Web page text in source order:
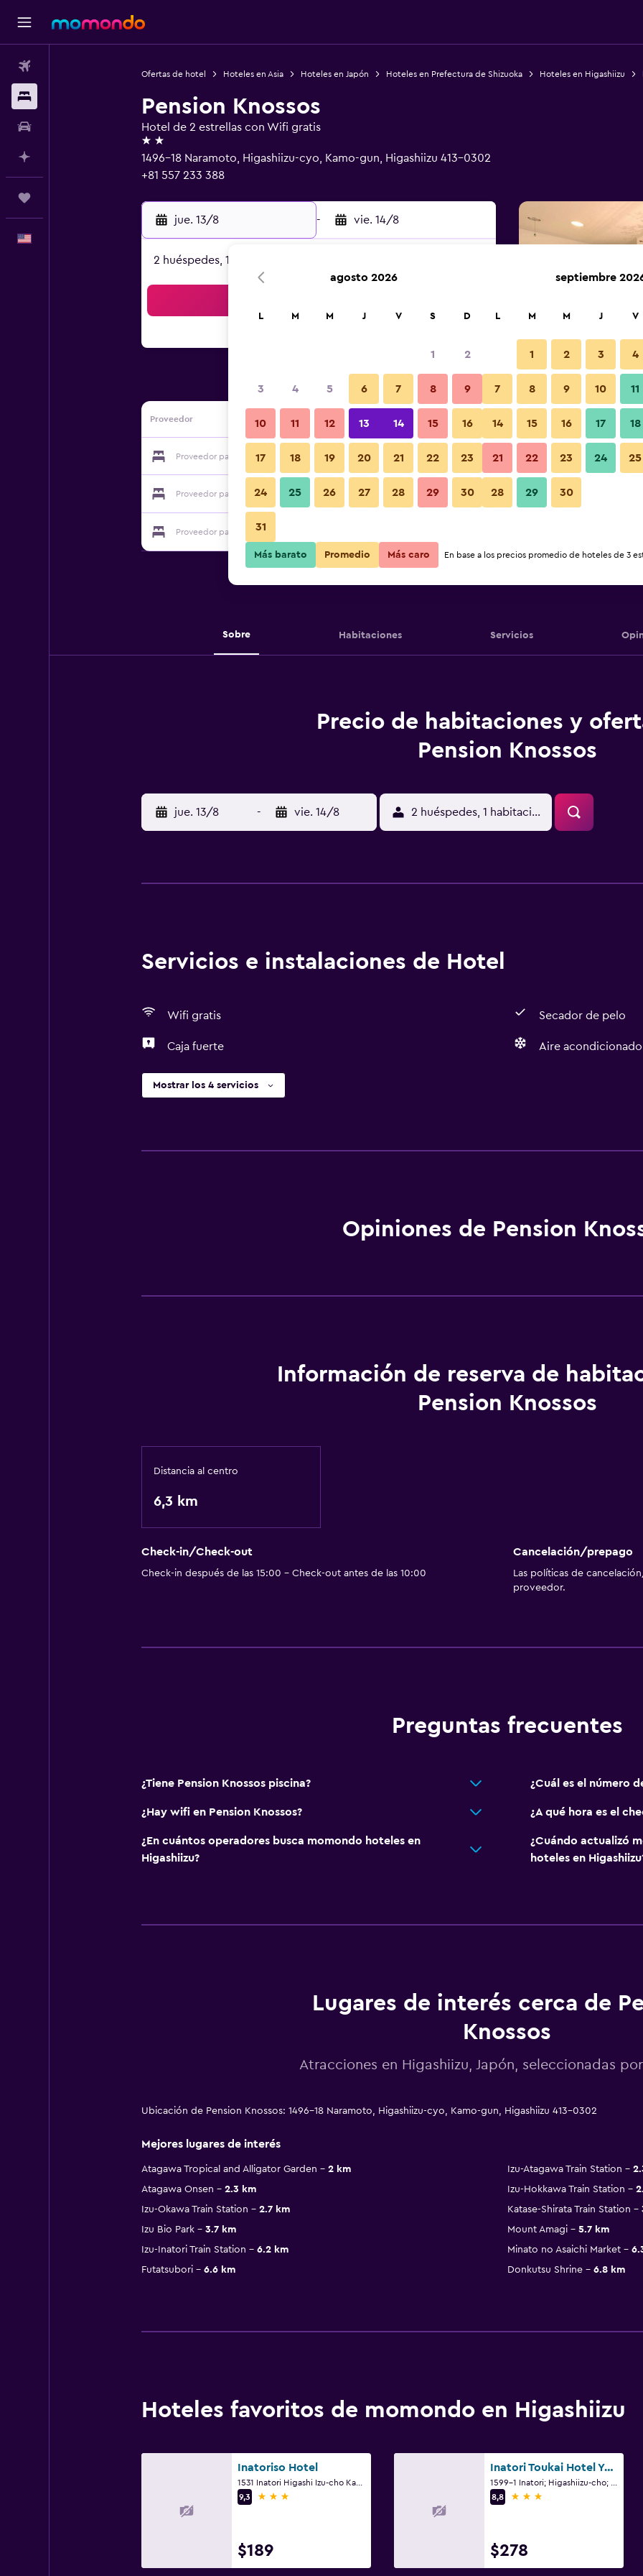
Ofertas de hotel Hoteles en Asia Hoteles en Japón Hoteles en Prefectura de Shizuoka Hoteles en Higashiizu
Pension Knossos
Hotel de 2 estrellas con Wifi gratis
2 estrellas
1496-18 Naramoto, Higashiizu-cyo, Kamo-gun, Higashiizu 413-0302
+81 557 233 388
jue. 13/8 - vie. 14/8
2 huéspedes, 1 habitación
Proveedor
Proveedor para Pension Knossos Ver precios
Proveedor para Pension Knossos Ver precios
Proveedor para Pension Knossos
Habitación
Fotos
Sobre Habitaciones Servicios
Precio de habitaciones y
Pension Knossos
jue. 13/8 - vie. 14/8 2 huéspedes, 1 habitación
Servicios e instalaciones de Hotel
Wifi gratis Secador de pelo
Caja fuerte Aire acondicionado
Mostrar los 4 servicios
Opiniones de Pension
Información de reserva de
Pension Knossos
Distancia al centro
6,3 km
Check-in/Check-out
Check-in después de las 15:00 - Check-out antes de las 10:00
Cancelación/prepago
Las políticas de
proveedor.
Preguntas frecuentes
¿Tiene Pension Knossos piscina? ¿Cuál es el número
¿Hay wifi en Pension Knossos? ¿A qué hora es el
¿En cuántos operadores busca momondo hoteles en
Higashiizu?
¿Cuándo actualizó
hoteles en
Lugares de interés cerca de
Knossos
Atracciones en Higashiizu, Japón, seleccionadas
Ubicación de Pension Knossos: 1496-18 Naramoto, Higashiizu-cyo, Kamo-gun, Higashiizu 413-0302
Mejores lugares de interés
Atagawa Tropical and Alligator Garden 2 km Izu-Atagawa Train Station
Atagawa Onsen
2.3 km Izu-Hokkawa Train Station
Izu-Okawa Train Station
2.7 km Katase-Shirata Train Station
Izu Bio Park
3.7 km Mount Amagi
5.7 km
Izu-Inatori Train Station
6.2 km Minato no Asaichi Market
Futatsubori
6.6 km Donkutsu Shrine 6.8 km
Hoteles favoritos de momondo en Higashiizu
Inatoriso Hotel
1531 Inatori Higashi Izu-cho Kamogun; Shizuoka, Higashiizu
9,3
3 estrellas
$189
Inatori Toukai Hotel Yuen
8,8
3 estrellas
$278
agosto 2026
L M M J V S D
1 2
3 4 5 6 7 8 9
10 11 12 13 14 15 16
17 18 19 20 21 22 23
24 25 26 27 28 29 30
31
septiembre
L M M J V
1 2 3 4
7 8 9 10 11
14 15 16 17 18
21 22 23 24 25
28 29 30
Más barato Promedio Más caro En base a los precios promedio de hoteles de 3